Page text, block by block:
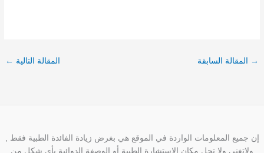
→ المقالة السابقة المقالة التالية ←
إن جميع المعلومات الواردة في الموقع هي بغرض زيادة الفائدة الطبية فقط ,
ولاتغني ولا تحل مكان الإستشارة الطبية أو الوصفة الدوائية بأي شكلٍ من